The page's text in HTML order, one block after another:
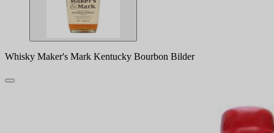
Whisky Maker's Mark Kentucky Bourbon Bilder